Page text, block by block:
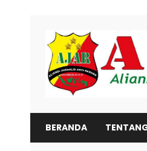
content
BERANDA